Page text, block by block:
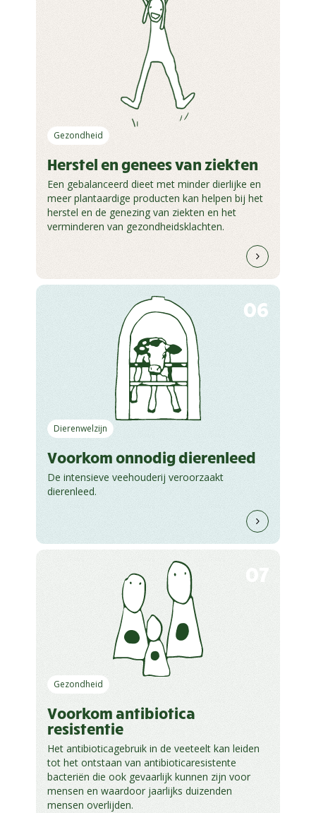
Gezondheid
Herstel en genees van ziekten
Een gebalanceerd dieet met minder dierlijke en
meer plantaardige producten kan helpen bij het
herstel en de genezing van ziekten en het
verminderen van gezondheidsklachten.
Dierenwelzijn
06
Voorkom onnodig dierenleed
De intensieve veehouderij veroorzaakt
dierenleed.
Gezondheid
07
Voorkom antibiotica
resistentie
Het antibioticagebruik in de veeteelt kan leiden
tot het ontstaan van antibioticaresistente
bacteriën die ook gevaarlijk kunnen zijn voor
mensen en waardoor jaarlijks duizenden
mensen overlijden.